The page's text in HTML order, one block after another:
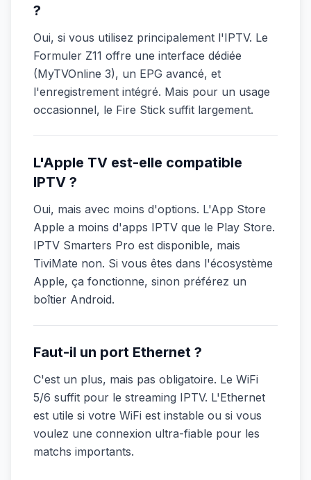
?
Oui, si vous utilisez principalement l'IPTV. Le
Formuler Z11 offre une interface dédiée
(MyTVOnline 3), un EPG avancé, et
l'enregistrement intégré. Mais pour un usage
occasionnel, le Fire Stick suffit largement.
L'Apple TV est-elle compatible
IPTV ?
Oui, mais avec moins d'options. L'App Store
Apple a moins d'apps IPTV que le Play Store.
IPTV Smarters Pro est disponible, mais
TiviMate non. Si vous êtes dans l'écosystème
Apple, ça fonctionne, sinon préférez un
boîtier Android.
Faut-il un port Ethernet ?
C'est un plus, mais pas obligatoire. Le WiFi
5/6 suffit pour le streaming IPTV. L'Ethernet
est utile si votre WiFi est instable ou si vous
voulez une connexion ultra-fiable pour les
matchs importants.